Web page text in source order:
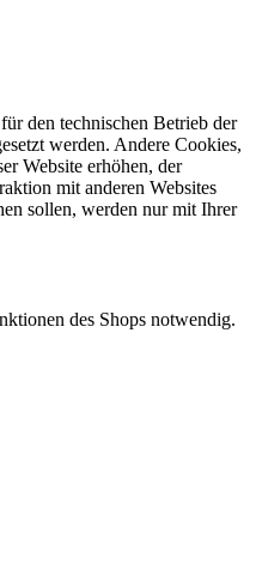
den technischen Betrieb der
werden. Andere Cookies,
Website erhöhen, der
mit anderen Websites
sollen, werden nur mit Ihrer
des Shops notwendig.